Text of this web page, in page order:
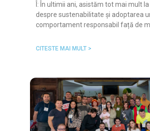
Î: În ultimii ani, asistăm tot mai mult
despre sustenabilitate și adoptarea
comportament responsabil față de
CITESTE MAI MULT >